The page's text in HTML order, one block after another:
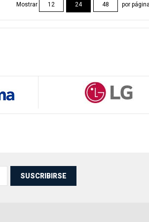
Mostrar 12 24 48 por
SUSCRIBIRSE